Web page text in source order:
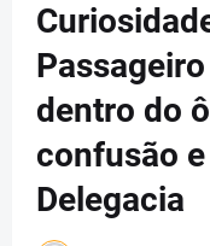
dentro do
confusão
Delegacia